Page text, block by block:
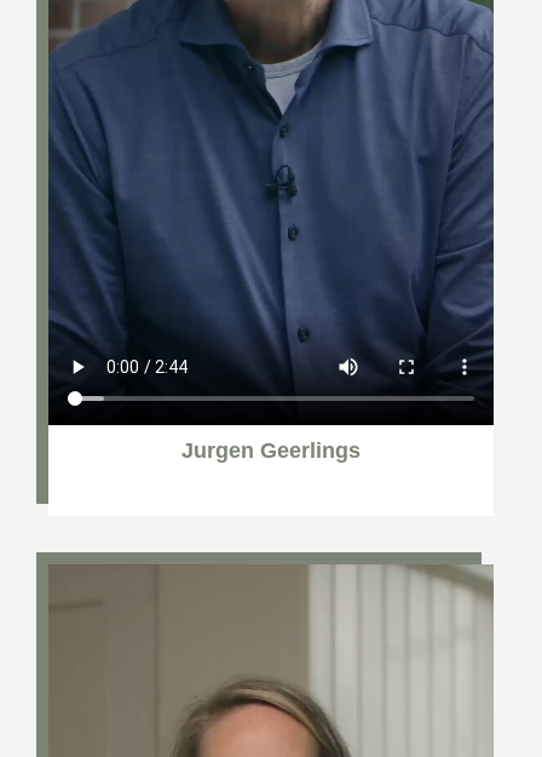
Jurgen Geerlings